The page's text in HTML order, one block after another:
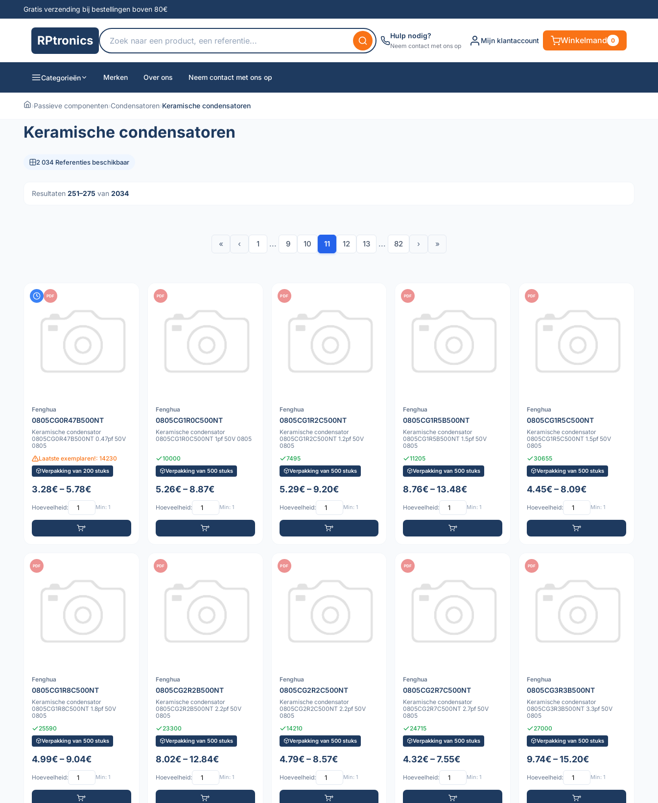
Gratis verzending bij bestellingen boven 80€
RPtronics Hulp nodig?
Neem contact met ons op
Mijn klantaccount Winkelmand 0
Categorieën Merken Over ons Neem contact met ons op
›Passieve componenten›Condensatoren›Keramische condensatoren
Keramische condensatoren
2 034 Referenties beschikbaar
Resultaten 251–275 van 2034
« ‹ 1 ... 9 10 11 12 13 ... 82 › »
PDF
Fenghua
0805CG0R47B500NT
Keramische condensator
0805CG0R47B500NT 0.47pf 50V
0805
Laatste exemplaren!: 14230
Verpakking van 200 stuks
3.28€ – 5.78€
Hoeveelheid: Min: 1
PDF
Fenghua
0805CG1R0C500NT
Keramische condensator
0805CG1R0C500NT 1pf 50V 0805
10000
Verpakking van 500 stuks
5.26€ – 8.87€
Hoeveelheid: Min: 1
PDF
Fenghua
0805CG1R2C500NT
Keramische condensator
0805CG1R2C500NT 1.2pf 50V
0805
7495
Verpakking van 500 stuks
5.29€ – 9.20€
Hoeveelheid: Min: 1
PDF
Fenghua
0805CG1R5B500NT
Keramische condensator
0805CG1R5B500NT 1.5pf 50V
0805
11205
Verpakking van 500 stuks
8.76€ – 13.48€
Hoeveelheid: Min: 1
PDF
Fenghua
0805CG1R5C500NT
Keramische condensator
0805CG1R5C500NT 1.5pf 50V
0805
30655
Verpakking van 500 stuks
4.45€ – 8.09€
Hoeveelheid: Min: 1
PDF
Fenghua
0805CG1R8C500NT
Keramische condensator
0805CG1R8C500NT 1.8pf 50V
0805
25590
Verpakking van 500 stuks
4.99€ – 9.04€
Hoeveelheid: Min: 1
PDF
Fenghua
0805CG2R2B500NT
Keramische condensator
0805CG2R2B500NT 2.2pf 50V
0805
23300
Verpakking van 500 stuks
8.02€ – 12.84€
Hoeveelheid: Min: 1
PDF
Fenghua
0805CG2R2C500NT
Keramische condensator
0805CG2R2C500NT 2.2pf 50V
0805
14210
Verpakking van 500 stuks
4.79€ – 8.57€
Hoeveelheid: Min: 1
PDF
Fenghua
0805CG2R7C500NT
Keramische condensator
0805CG2R7C500NT 2.7pf 50V
0805
24715
Verpakking van 500 stuks
4.32€ – 7.55€
Hoeveelheid: Min: 1
PDF
Fenghua
0805CG3R3B500NT
Keramische condensator
0805CG3R3B500NT 3.3pf 50V
0805
27000
Verpakking van 500 stuks
9.74€ – 15.20€
Hoeveelheid: Min: 1